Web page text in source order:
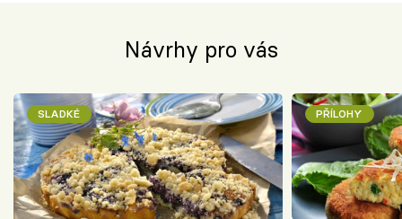
Návrhy pro vás
SLADKÉ PŘÍLOHY